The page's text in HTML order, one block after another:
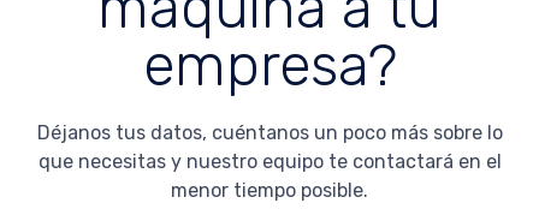
empresa?
Déjanos tus datos, cuéntanos un poco más sobre lo
que necesitas y nuestro equipo te contactará en el
menor tiempo posible.